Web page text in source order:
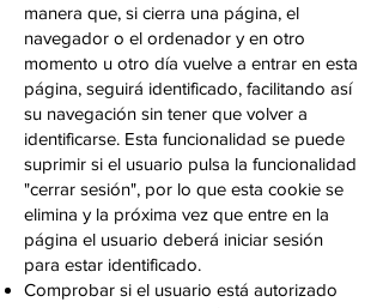
manera que, si cierra una página, el
navegador o el ordenador y en otro
momento u otro día vuelve a entrar en esta
página, seguirá identificado, facilitando así
su navegación sin tener que volver a
identificarse. Esta funcionalidad se puede
suprimir si el usuario pulsa la funcionalidad
"cerrar sesión", por lo que esta cookie se
elimina y la próxima vez que entre en la
página el usuario deberá iniciar sesión
para estar identificado.
Comprobar si el usuario está autorizado